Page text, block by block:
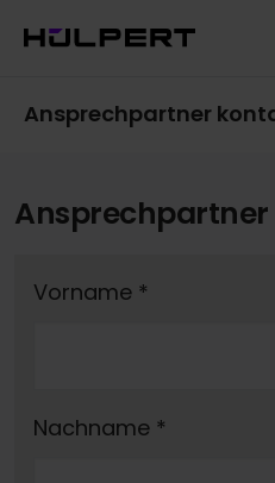
Ansprechpartner
Vorname *
Nachname *